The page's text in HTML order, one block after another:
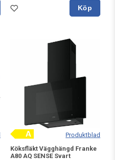
Köp
Produktblad
Köksfläkt Vägghängd Franke
A80 AQ SENSE Svart